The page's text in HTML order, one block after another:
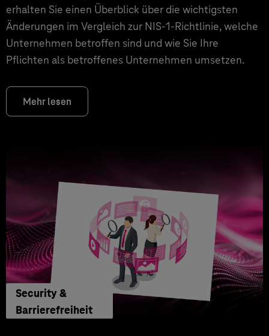
erhalten Sie einen Überblick über die wichtigsten
Änderungen im Vergleich zur NIS-1-Richtlinie, welche
Unternehmen betroffen sind und wie Sie Ihre
Pflichten als betroffenes Unternehmen umsetzen.
Mehr lesen
Security &
Barrierefreiheit